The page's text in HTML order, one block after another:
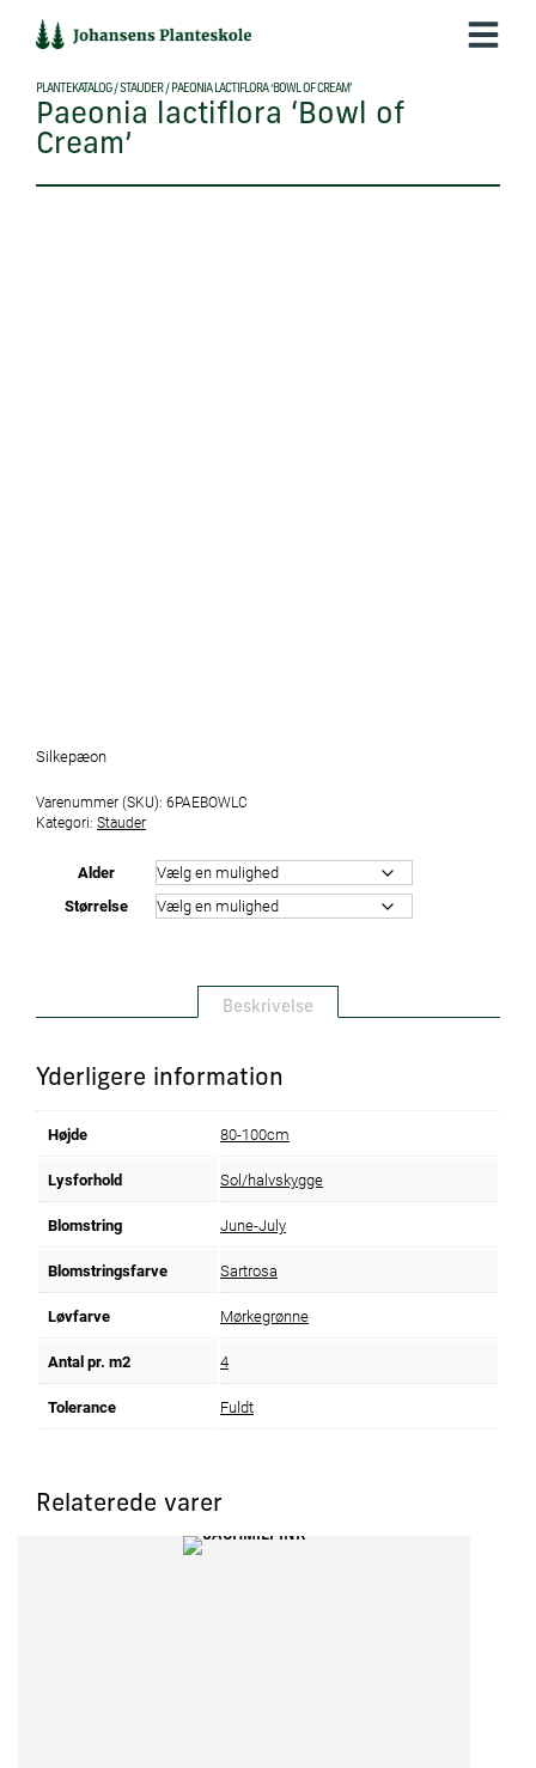
indholdet
PLANTEKATALOG/ STAUDER/ PAEONIA LACTIFLORA ‘BOWL OF CREAM’
Paeonia lactiflora ‘Bowl of
Cream’
Silkepæon
Varenummer (SKU): 6PAEBOWLC
Kategori: Stauder
Alder
Størrelse
Beskrivelse
Yderligere information
Højde 80-100cm
Lysforhold Sol/halvskygge
Blomstring June-July
Blomstringsfarve Sartrosa
Løvfarve Mørkegrønne
Antal pr. m2 4
Tolerance Fuldt
Relaterede varer